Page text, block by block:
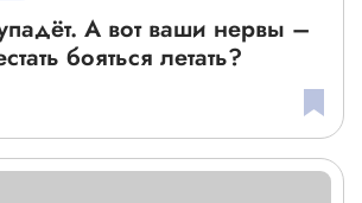
А вот ваши нервы –
бояться летать?